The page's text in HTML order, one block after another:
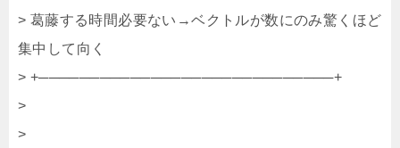
> 葛藤する時間必要ない→ベクトルが数にのみ驚くほど
集中して向く
> +─────────────────────────────+
>
>